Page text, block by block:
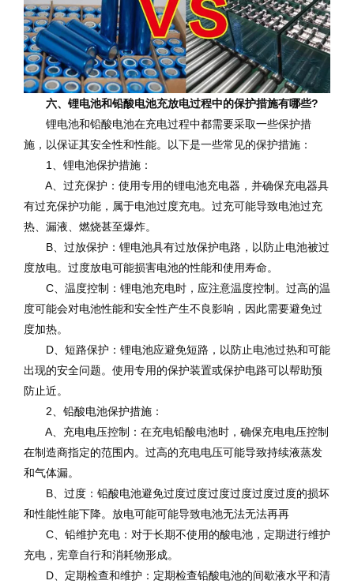
六、锂电池和铅酸电池充放电过程中的保护措施有哪些?
锂电池和铅酸电池在充电过程中都需要采取一些保护措
施，以保证其安全性和性能。以下是一些常见的保护措施：
1、锂电池保护措施：
A、过充保护：使用专用的锂电池充电器，并确保充电器具
有过充保护功能，属于电池过度充电。过充可能导致电池过充
热、漏液、燃烧甚至爆炸。
B、过放保护：锂电池具有过放保护电路，以防止电池被过
度放电。过度放电可能损害电池的性能和使用寿命。
C、温度控制：锂电池充电时，应注意温度控制。过高的温
度可能会对电池性能和安全性产生不良影响，因此需要避免过
度加热。
D、短路保护：锂电池应避免短路，以防止电池过热和可能
出现的安全问题。使用专用的保护装置或保护电路可以帮助预
防止近。
2、铅酸电池保护措施：
A、充电电压控制：在充电铅酸电池时，确保充电电压控制
在制造商指定的范围内。过高的充电电压可能导致持续液蒸发
和气体漏。
B、过度：铅酸电池避免过度过度过度过度过度过度的损坏
和性能性能下降。放电可能可能导致电池无法无法再再
C、铅维护充电：对于长期不使用的酸电池，定期进行维护
充电，宪章自行和消耗物形成。
D、定期检查和维护：定期检查铅酸电池的间歇液水平和清